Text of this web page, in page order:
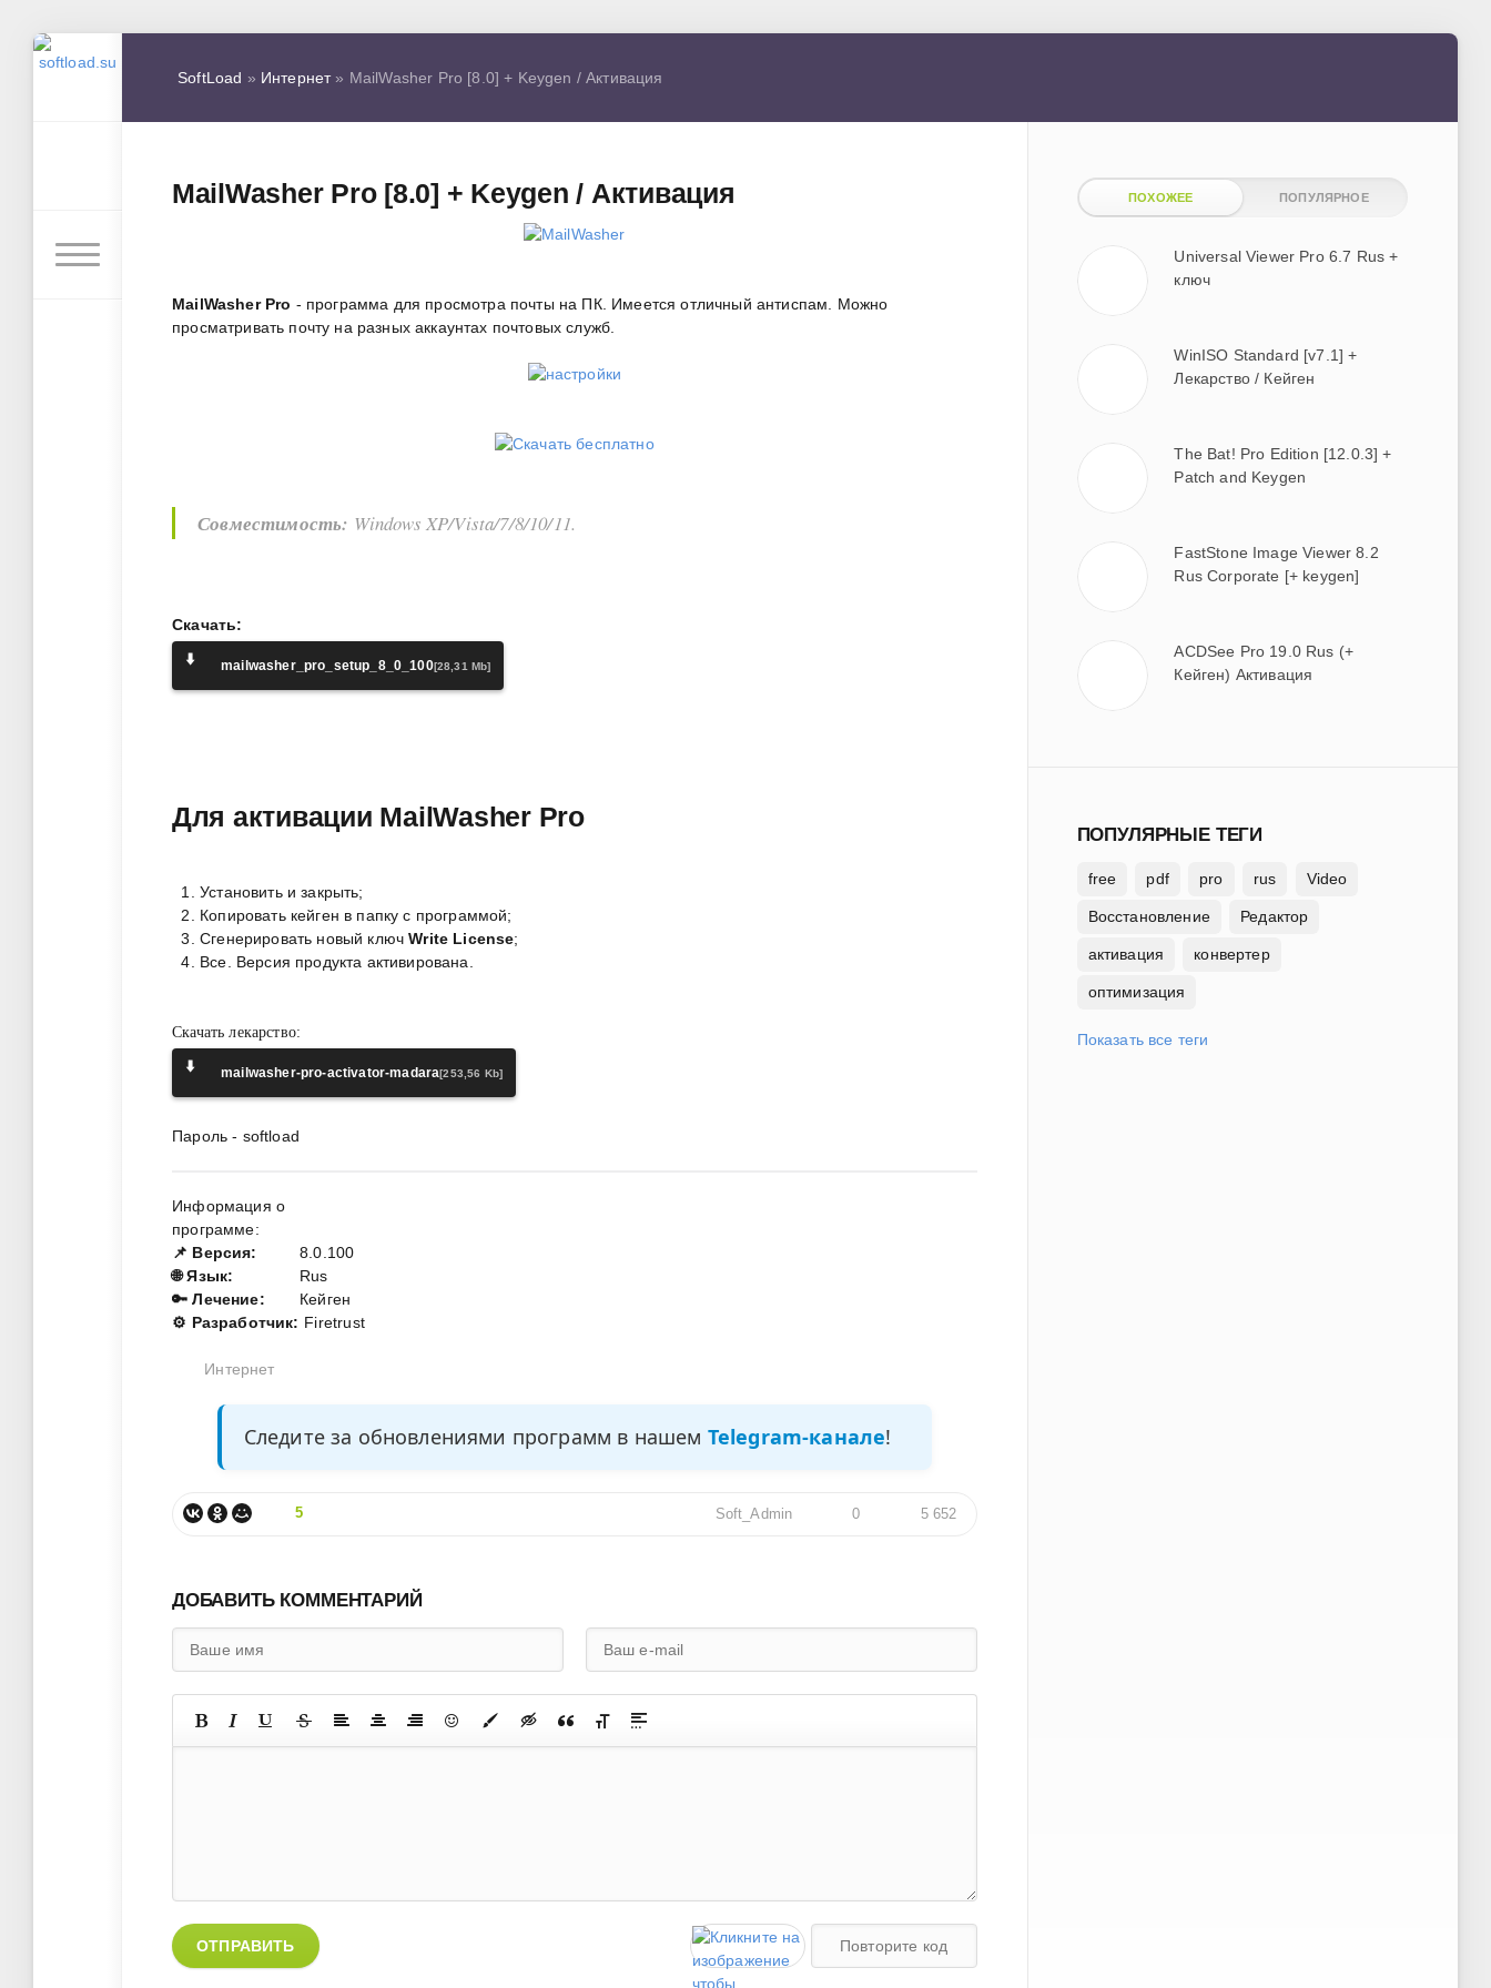
SoftLoad » Интернет» MailWasher Pro [8.0] + Keygen / Активация
MailWasher Pro [8.0] + Keygen / Активация
MailWasher Pro - программа для просмотра почты на ПК. Имеется отличный антиспам. Можно
просматривать почту на разных аккаунтах почтовых служб.
Совместимость: Windows XP/Vista/7/8/10/11.
Скачать:
⬇️
mailwasher_pro_setup_8_0_100[28,31 Mb]
Для активации MailWasher Pro
Установить и закрыть;
Копировать кейген в папку с программой;
Сгенерировать новый ключWrite License;
Все. Версия продукта активирована.
Скачать лекарство:
⬇️ mailwasher-pro-activator-madara[253,56 Kb]
Пароль - softload
Информация о
программе:
📌 Версия:
8.0.100
🌐 Язык:
Rus
🔑 Лечение:
Кейген
⚙️ Разработчик: Firetrust
Интернет
Следите за обновлениями программ в нашем Telegram-канале!
5 Soft_Admin 0 5 652
ДОБАВИТЬ КОММЕНТАРИЙ
ОТПРАВИТЬ
ПОХОЖЕЕ ПОПУЛЯРНОЕ
Universal Viewer Pro 6.7 Rus +
ключ
WinISO Standard [v7.1] +
Лекарство / Кейген
The Bat! Pro Edition [12.0.3] +
Patch and Keygen
FastStone Image Viewer 8.2
Rus Corporate [+ keygen]
ACDSee Pro 19.0 Rus (+
Кейген) Активация
ПОПУЛЯРНЫЕ ТЕГИ
free pdf pro rus Video
Восстановление Редактор
активация конвертер
оптимизация
Показать все теги